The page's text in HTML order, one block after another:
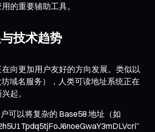
的重要辅助工具。
技术趋势
向更加用户友好的方向发展。类似以
域名服务），人类可读地址系统正在
起。
可以将复杂的 Base58 地址（如